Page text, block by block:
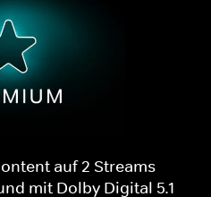
auf 2 Streams
mit Dolby Digital 5.1